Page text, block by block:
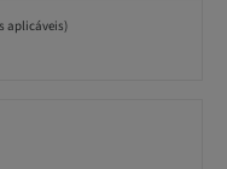
aplicáveis)